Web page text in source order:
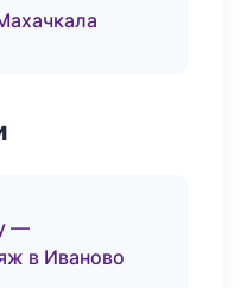
—
в Иваново